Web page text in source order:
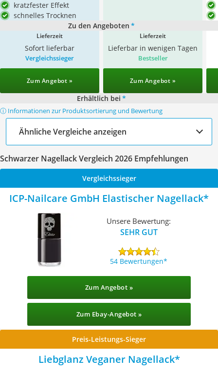
kratzfester Effekt
schnelles Trocknen
Zu den Angeboten *
Lieferzeit
Sofort lieferbar
Lieferzeit
Lieferbar in wenigen Tagen
Vergleichssieger
Zum Angebot »
Bestseller
Zum Angebot »
Erhältlich bei *
ⓘ Informationen zur Produktsortierung und Bewertung
Ähnliche Vergleiche anzeigen
Schwarzer Nagellack Vergleich 2026 Empfehlungen
Vergleichssieger
ICP-Nailcare GmbH Elastischer Nagellack
Unsere Bewertung:
SEHR GUT
54 Bewertungen
Zum Angebot »
Zum Ebay-Angebot »
Preis-Leistungs-Sieger
Liebglanz Veganer Nagellack